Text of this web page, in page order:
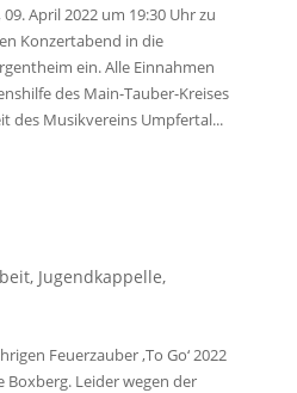
April 2022 um 19:30 Uhr zu
Konzertabend in die
ein. Alle Einnahmen
des Main-Tauber-Kreises
des Musikvereins Umpfertal...
, Jugendkappelle,
Feuerzauber ‚To Go‘ 2022
Boxberg. Leider wegen der